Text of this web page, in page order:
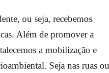
ou seja, recebemos
Além de promover a
a mobilização e
Seja nas ruas ou